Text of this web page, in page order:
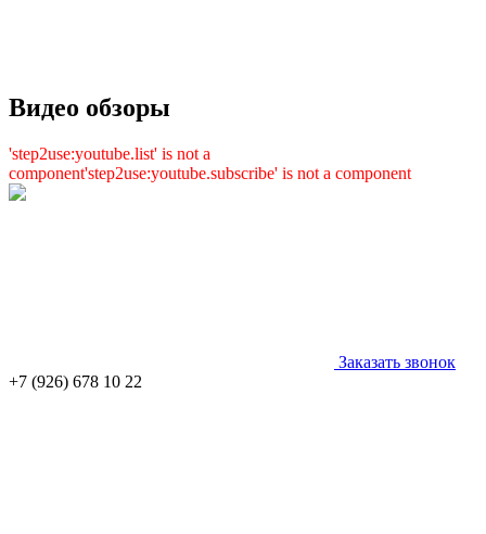
Видео обзоры
'step2use:youtube.list' is not a
component'step2use:youtube.subscribe' is not a component
Заказать звонок
+7 (926) 678 10 22